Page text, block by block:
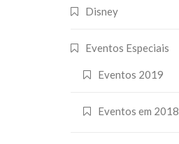
Disney
Eventos Especiais
Eventos 2019
Eventos em 2018